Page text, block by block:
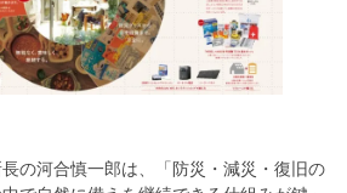
の河合慎一郎は、「防災・減災・復旧の